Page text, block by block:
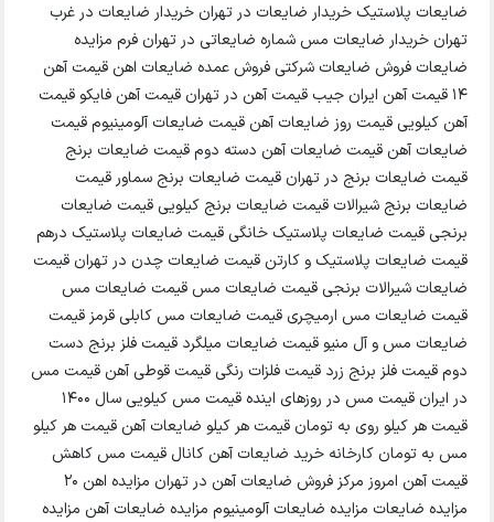
ضایعات پلاستیک خریدار ضایعات در تهران خریدار ضایعات در غرب
تهران خریدار ضایعات مس شماره ضایعاتی در تهران فرم مزایده
ضایعات فروش ضایعات شرکتی فروش عمده ضایعات اهن قیمت آهن
۱۴ قیمت آهن ایران جیب قیمت آهن در تهران قیمت آهن فایکو قیمت
آهن کیلویی قیمت روز ضایعات آهن قیمت ضایعات آلومینیوم قیمت
ضایعات آهن قیمت ضایعات آهن دسته دوم قیمت ضایعات برنج
قیمت ضایعات برنج در تهران قیمت ضایعات برنج سماور قیمت
ضایعات برنج شیرالات قیمت ضایعات برنج کیلویی قیمت ضایعات
برنجی قیمت ضایعات پلاستیک خانگی قیمت ضایعات پلاستیک درهم
قیمت ضایعات پلاستیک و کارتن قیمت ضایعات چدن در تهران قیمت
ضایعات شیرالات برنجی قیمت ضایعات مس قیمت ضایعات مس
قیمت ضایعات مس ارمیچری قیمت ضایعات مس کابلی قرمز قیمت
ضایعات مس و آل منیو قیمت ضایعات میلگرد قیمت فلز برنج دست
دوم قیمت فلز برنج زرد قیمت فلزات رنگی قیمت قوطی آهن قیمت مس
در ایران قیمت مس در روزهای اینده قیمت مس کیلویی سال ۱۴۰۰
قیمت هر کیلو روی به تومان قیمت هر کیلو ضایعات آهن قیمت هر کیلو
مس به تومان کارخانه خرید ضایعات آهن کانال قیمت مس کاهش
قیمت آهن امروز مرکز فروش ضایعات آهن در تهران مزایده اهن ۲۰
مزایده ضایعات مزایده ضایعات آلومینیوم مزایده ضایعات آهن مزایده